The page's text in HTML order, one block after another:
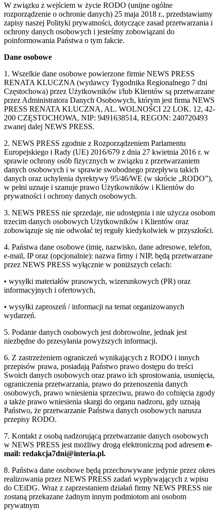
W związku z wejściem w życie RODO (unijne ogólne
rozporządzenie o ochronie danych) 25 maja 2018 r., przedstawiamy
zapisy naszej Polityki prywatności, dotyczące zasad przetwarzania i
ochrony danych osobowych i jesteśmy zobowiązani do
poinformowania Państwa o tym fakcie.
Dane osobowe
1. Wszelkie dane osobowe powierzone firmie NEWS PRESS
RENATA KLUCZNA (wydawcy Tygodnika Regionalnego 7 dni
Częstochowa) przez Użytkowników i/lub Klientów są przetwarzane
przez Administratora Danych Osobowych, którym jest firma NEWS
PRESS RENATA KLUCZNA, AL. WOLNOŚCI 22 LOK. 12, 42-
200 CZĘSTOCHOWA, NIP: 9491638514, REGON: 240720493
zwanej dalej NEWS PRESS.
2. NEWS PRESS zgodnie z Rozporządzeniem Parlamentu
Europejskiego i Rady (UE) 2016/679 z dnia 27 kwietnia 2016 r. w
sprawie ochrony osób fizycznych w związku z przetwarzaniem
danych osobowych i w sprawie swobodnego przepływu takich
danych oraz uchylenia dyrektywy 95/46/WE (w skrócie „RODO”),
w pełni uznaje i szanuje prawo Użytkowników i Klientów do
prywatności i ochrony danych osobowych.
3. NEWS PRESS nie sprzedaje, nie udostępnia i nie użycza osobom
trzecim danych osobowych Użytkowników i Klientów oraz
zobowiązuje się nie odwołać tej reguły kiedykolwiek w przyszłości.
4. Państwa dane osobowe (imię, nazwisko, dane adresowe, telefon,
e-mail, IP oraz (opcjonalnie): nazwa firmy i NIP, będą przetwarzane
przez NEWS PRESS wyłącznie w poniższych celach:
• wysyłki materiałów prasowych, wizerunkowych (PR) oraz
informacyjnych i ofertowych,
• wysyłki zaproszeń / informacji na temat organizowanych
wydarzeń.
5. Podanie danych osobowych jest dobrowolne, jednak jest
niezbędne do przesyłania powyższych informacji.
6. Z zastrzeżeniem ograniczeń wynikających z RODO i innych
przepisów prawa, posiadają Państwo prawo dostępu do treści
Swoich danych osobowych oraz prawo ich sprostowania, usunięcia,
ograniczenia przetwarzania, prawo do przenoszenia danych
osobowych, prawo wniesienia sprzeciwu, prawo do cofnięcia zgody
a także prawo wniesienia skargi do organu nadzoru, gdy uznają
Państwo, że przetwarzanie Państwa danych osobowych narusza
przepisy RODO.
7. Kontakt z osobą nadzorującą przetwarzanie danych osobowych
w NEWS PRESS jest możliwy drogą elektroniczną pod adresem e-
mail: redakcja7dni@interia.pl.
8. Państwa dane osobowe będą przechowywane jedynie przez okres
realizowania przez NEWS PRESS zadań wypływających z wpisu
do CEiDG. Wraz z zaprzestaniem działań firmy NEWS PRESS nie
zostaną przekazane żadnym innym podmiotom ani osobom
prywatnym